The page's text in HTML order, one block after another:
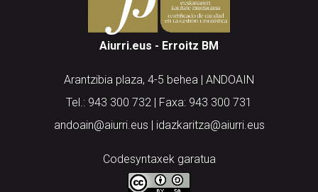
Aiurri.eus - Erroitz BM
Arantzibia plaza, 4-5 behea | ANDOAIN
Tel.: 943 300 732 | Faxa: 943 300 731
andoain@aiurri.eus | idazkaritza@aiurri.eus
Codesyntaxek garatua